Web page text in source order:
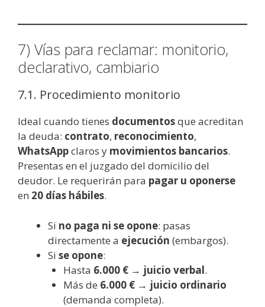
7) Vías para reclamar: monitorio,
declarativo, cambiario
7.1. Procedimiento monitorio
Ideal cuando tienes documentosque acreditan
la deuda: contrato, reconocimiento,
WhatsAppclaros y movimientos bancarios.
Presentas en el juzgado del domicilio del
deudor. Le requerirán para pagar u oponerse
en 20 días hábiles.
Si no paga ni se opone: pasas
directamente a ejecución (embargos).
Si se opone:
Hasta 6.000 €→ juicio verbal.
Más de 6.000 €→ juicio ordinario
(demanda completa).